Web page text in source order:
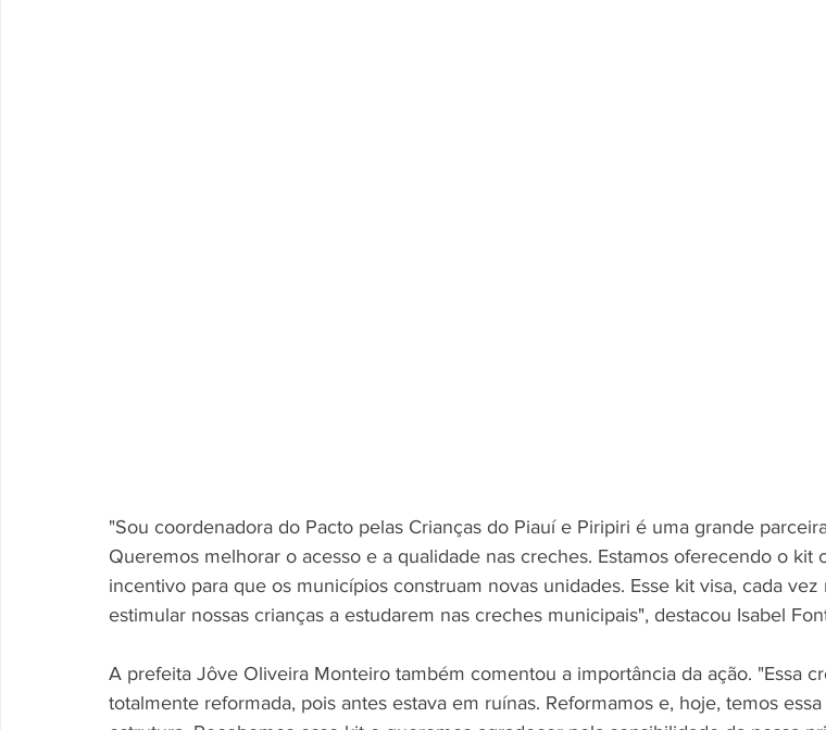
"Sou coordenadora do Pacto pelas Crianças do Piauí e Piripiri é uma grande
Queremos melhorar o acesso e a qualidade nas creches. Estamos oferecendo o kit
incentivo para que os municípios construam novas unidades. Esse kit visa, cada vez
estimular nossas crianças a estudarem nas creches municipais", destacou Isabel
A prefeita Jôve Oliveira Monteiro também comentou a importância da ação. "Essa
totalmente reformada, pois antes estava em ruínas. Reformamos e, hoje, temos